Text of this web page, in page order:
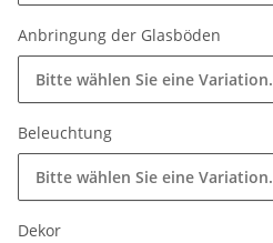
Anbringung der Glasböden
Bitte wählen Sie eine Variation.
Beleuchtung
Bitte wählen Sie eine Variation.
Dekor